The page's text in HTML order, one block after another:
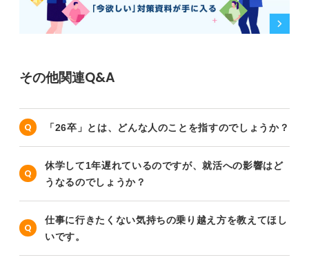
その他関連Q&A
「26卒」とは、どんな人のことを指すのでしょうか？
休学して1年遅れているのですが、就活への影響はど
うなるのでしょうか？
仕事に行きたくない気持ちの乗り越え方を教えてほし
いです。